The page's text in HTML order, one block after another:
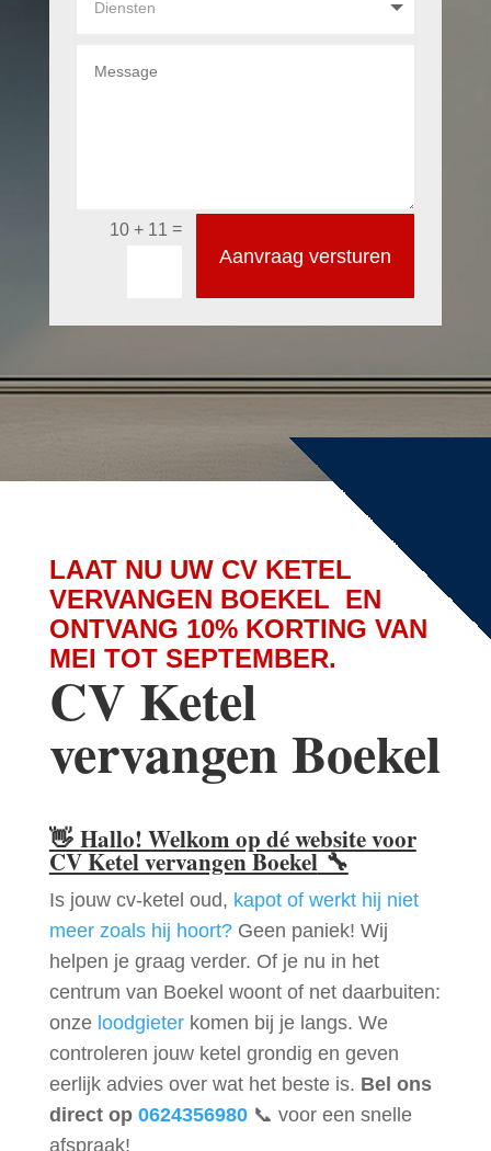
10 + 11 =
Aanvraag versturen
LAAT NU UW CV KETEL
VERVANGEN BOEKEL EN
ONTVANG 10% KORTING VAN
MEI TOT SEPTEMBER.
CV Ketel
vervangen Boekel
👋 Hallo! Welkom op dé website voor
CV Ketel vervangen Boekel🔧
Is jouw cv-ketel oud, kapot of werkt hij niet
meer zoals hij hoort?Geen paniek! Wij
helpen je graag verder. Of je nu in het
centrum van Boekel woont of net daarbuiten:
onze loodgieterkomen bij je langs. We
controleren jouw ketel grondig en geven
eerlijk advies over wat het beste is. Bel ons
direct op 0624356980📞 voor een snelle
afspraak!